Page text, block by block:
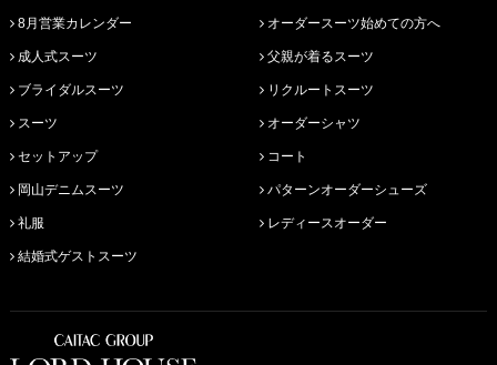
8月営業カレンダー
成人式スーツ
ブライダルスーツ
スーツ
セットアップ
岡山デニムスーツ
礼服
結婚式ゲストスーツ
オーダースーツ始めての方へ
父親が着るスーツ
リクルートスーツ
オーダーシャツ
コート
パターンオーダーシューズ
レディースオーダー